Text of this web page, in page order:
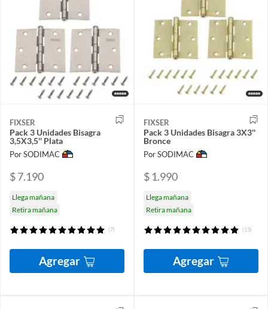
FIXSER
Pack 3 Unidades Bisagra
3,5X3,5'' Plata
Por SODIMAC
$ 7.190
Llega mañana
Retira mañana
(7)
Agregar
FIXSER
Pack 3 Unidades Bisagra 3X3''
Bronce
Por SODIMAC
$ 1.990
Llega mañana
Retira mañana
(13)
Agregar